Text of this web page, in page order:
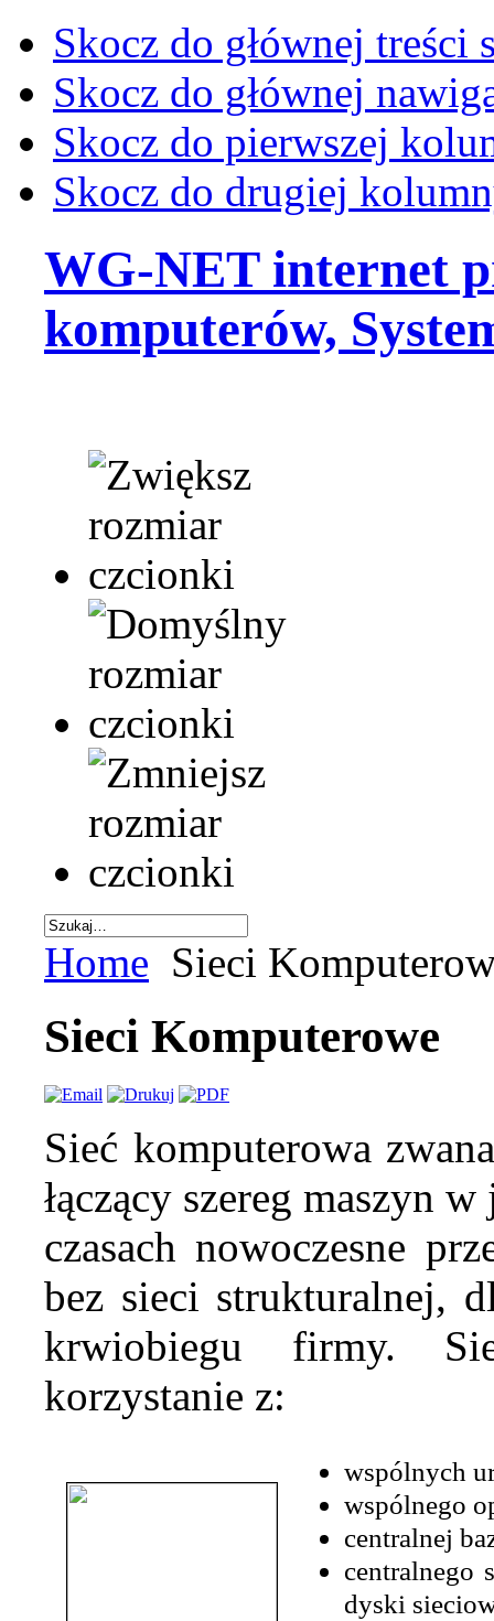
Skocz do głównej treści
Skocz do głównej
Skocz do pierwszej
Skocz do drugiej
WG-NET internet
komputerów,
Home Sieci
Sieci Komputerowe
Sieć komputerowa
łączący szereg maszyn
czasach nowoczesne
bez sieci strukturalnej,
krwiobiegu firmy.
korzystanie z:
wspólnych
wspólnego
centralnej
centralnego
dyski